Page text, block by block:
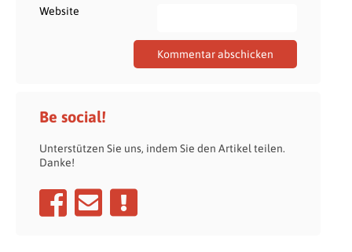
Website
Be social!
Unterstützen Sie uns, indem Sie den Artikel teilen.
Danke!